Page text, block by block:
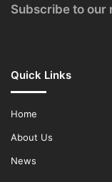
Subscribe to our
Quick Links
Home
About Us
News